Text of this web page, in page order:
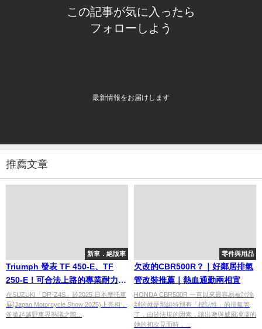
この記事が気に入ったら
フォローしよう
最新情報をお届けします
推薦文章
新車．絕版車
Triumph 發表 TF 450-E、TF
250-E！可合法上路的專業耐力賽
車登場
在SUZUKI「DR-Z4S」於2025 日本摩托車
展(Japan Motorcycle Show 2025)上亮相，
並掀起越野車界熱議之際...
零件與用品
欠改的CBR500R？｜好鄰居排氣
管改裝推薦｜熱血通勤兩相宜
HONDA CBR500R 一直以來最容易被討論
到的就是那組特別有「標誌性」的排氣管
了，由於法規的因素，讓出廠與威風凜凜的
她的初次見面時，...